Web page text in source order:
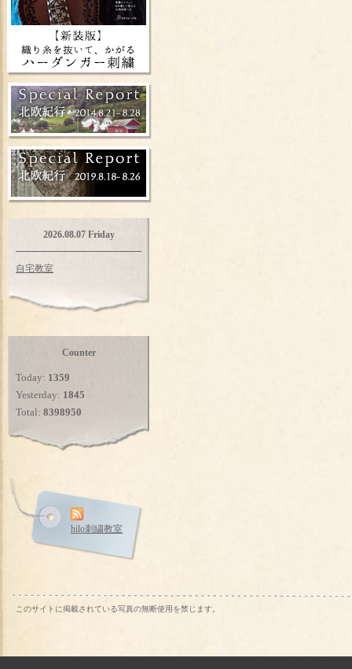
2026.08.07 Friday
自宅教室
Counter
Today: 1359
Yesterday: 1845
Total: 8398950
hilo刺繍教室
このサイトに掲載されている写真の無断使用を禁じます。